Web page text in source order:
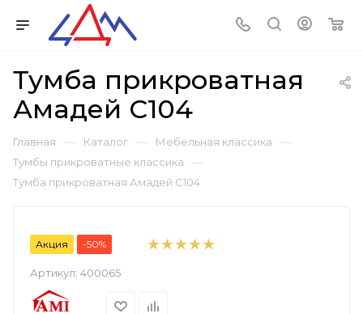
Тумба прикроватная
Амадей С104
Главная — Каталог — Мебельная классика —
Тумбы прикроватные классика —
Тумба прикроватная Амадей С104
Акция -50%
Артикул: 400065